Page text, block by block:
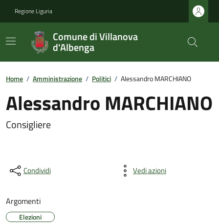
Regione Liguria
Comune di Villanova
d'Albenga
Home / Amministrazione / Politici / Alessandro MARCHIANO
Alessandro MARCHIANO
Consigliere
Condividi Vedi azioni
Argomenti
Elezioni